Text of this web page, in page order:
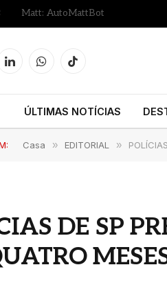
LinkedInWhatsAppTikTok
ÚLTIMAS NOTÍCIAS
Casa » EDITORIAL »
DE SP